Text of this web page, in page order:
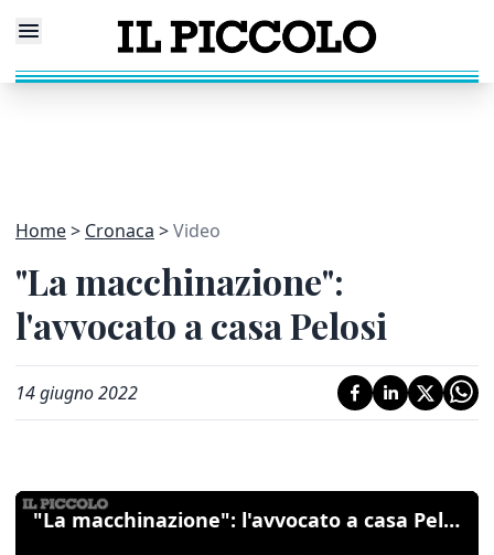
Home Cronaca Video
"La macchinazione":
l'avvocato a casa Pelosi
14 giugno 2022
"La macchinazione": l'avvocato a casa Pelosi